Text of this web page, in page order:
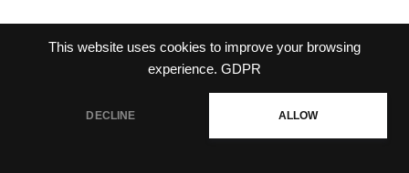
This website uses cookies to improve your browsing
experience. GDPR
DECLINE ALLOW
ข่าว